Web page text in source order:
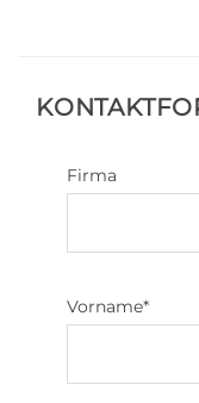
Firma
Vorname*